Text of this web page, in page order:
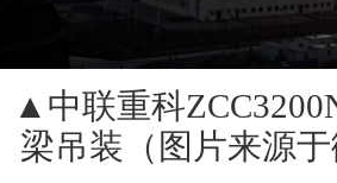
联重科
梁吊装（图片来源